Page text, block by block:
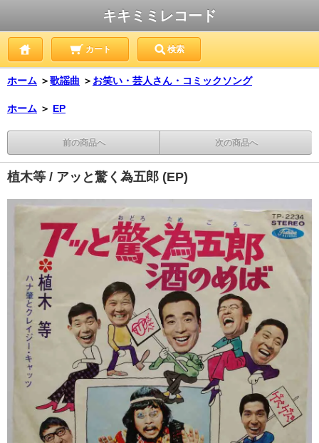
キキミミレコード
カート 検索
ホーム ＞歌謡曲 ＞ お笑い・芸人さん・コミックソング
ホーム ＞ EP
前の商品へ 次の商品へ
植木等 / アッと驚く為五郎 (EP)